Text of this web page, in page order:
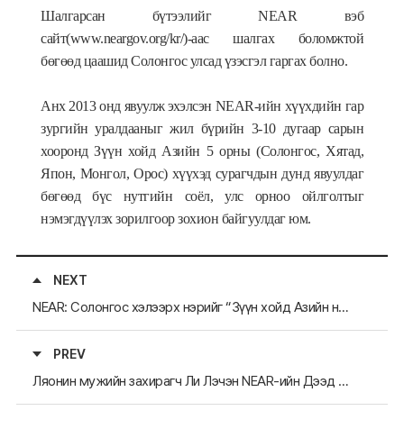
Шалгарсан бүтээлийг NEAR вэб
сайт(www.neargov.org/kr/)-аас шалгах боломжтой
бөгөөд цаашид Солонгос улсад үзэсгэл гаргах болно.
Анх 2013 онд явуулж эхэлсэн NEAR-ийн хүүхдийн гар
зургийн уралдааныг жил бүрийн 3-10 дугаар сарын
хооронд Зүүн хойд Азийн 5 орны (Солонгос, Хятад,
Япон, Монгол, Орос) хүүхэд сурагчдын дунд явуулдаг
бөгөөд бүс нутгийн соёл, улс орноо ойлголтыг
нэмэгдүүлэх зорилгоор зохион байгуулдаг юм.
NEXT
NEAR: Солонгос хэлээрх нэрийг “Зүүн хойд Азийн нутгийн удирдлагын нийгэмлэг” болгон өөрчлөв
PREV
Ляонин мужийн захирагч Ли Лэчэн NEAR-ийн Дээд түвшний Ажлын хэсгийн хуралд ирсэн төлөөлөгчдийг хүлээн авч уулзан, оройн зоог барив